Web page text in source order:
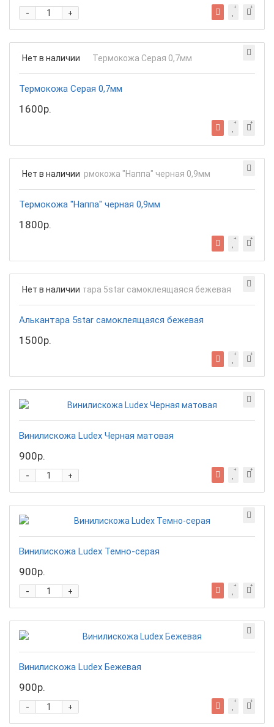
+
-
Нет в наличии
Термокожа Серая 0,7мм
1600р.
Нет в наличии
Термокожа "Наппа" черная 0,9мм
1800р.
Нет в наличии
Алькантара 5star самоклеящаяся бежевая
1500р.
Винилискожа Ludex Черная матовая
900р.
+
-
Винилискожа Ludex Темно-серая
900р.
+
-
Винилискожа Ludex Бежевая
900р.
+
-